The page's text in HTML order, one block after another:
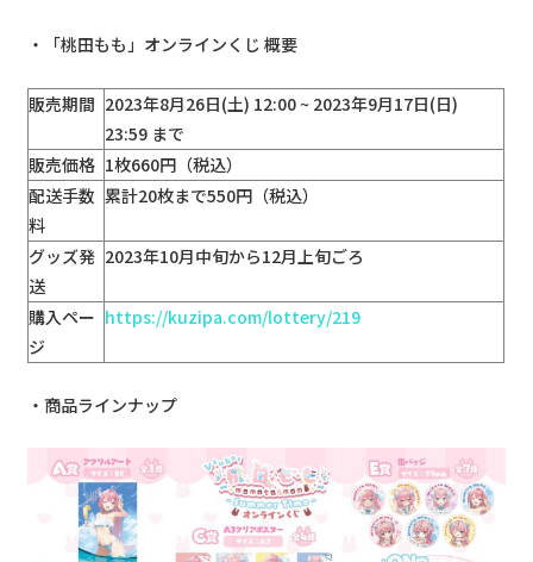
「桃田もも」オンラインくじ 概要
販売期間 2023年8月26日(土) 12:00 ~ 2023年9月17日(日)
23:59 まで
販売価格 1枚660円（税込）
配送手数
料
累計20枚まで550円（税込）
グッズ発
送
2023年10月中旬から12月上旬ごろ
購入ペー
ジ
https://kuzipa.com/lottery/219
商品ラインナップ